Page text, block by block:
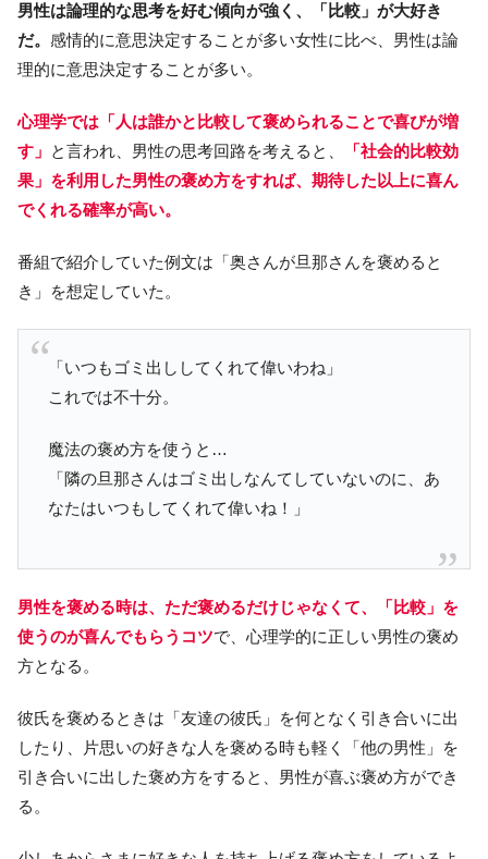
男性は論理的な思考を好む傾向が強く、「比較」が大好き
だ。 感情的に意思決定することが多い女性に比べ、男性は論
理的に意思決定することが多い。
心理学では「人は誰かと比較して褒められることで喜びが増
す」 と言われ、男性の思考回路を考えると、
「社会的比較効
果」を利用した男性の褒め方をすれば、期待した以上に喜ん
でくれる確率が高い。
番組で紹介していた例文は「奥さんが旦那さんを褒めると
き」を想定していた。
「いつもゴミ出ししてくれて偉いわね」
これでは不十分。
魔法の褒め方を使うと…
「隣の旦那さんはゴミ出しなんてしていないのに、あ
なたはいつもしてくれて偉いね！」
男性を褒める時は、ただ褒めるだけじゃなくて、「比較」を
使うのが喜んでもらうコツで、心理学的に正しい男性の褒め
方となる。
彼氏を褒めるときは「友達の彼氏」を何となく引き合いに出
したり、片思いの好きな人を褒める時も軽く「他の男性」を
引き合いに出した褒め方をすると、男性が喜ぶ褒め方ができ
る。